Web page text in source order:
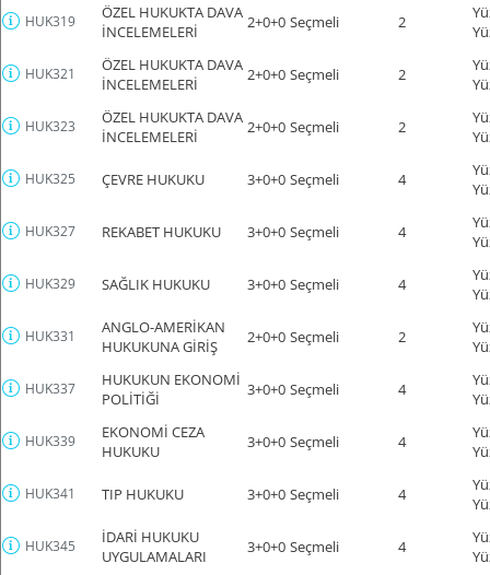
HUK319
ÖZEL HUKUKTA DAVA
İNCELEMELERİ
2+0+0 Seçmeli 2
HUK321
ÖZEL HUKUKTA DAVA
İNCELEMELERİ
2+0+0 Seçmeli 2
HUK323
ÖZEL HUKUKTA DAVA
İNCELEMELERİ
2+0+0 Seçmeli 2
HUK325 ÇEVRE HUKUKU 3+0+0 Seçmeli 4
HUK327 REKABET HUKUKU 3+0+0 Seçmeli 4
HUK329 SAĞLIK HUKUKU 3+0+0 Seçmeli 4
HUK331
ANGLO-AMERİKAN
HUKUKUNA GİRİŞ
2+0+0 Seçmeli 2
HUK337
HUKUKUN EKONOMİ
POLİTİĞİ
3+0+0 Seçmeli 4
HUK339
EKONOMİ CEZA
HUKUKU
3+0+0 Seçmeli 4
HUK341 TIP HUKUKU 3+0+0 Seçmeli 4
HUK345
İDARİ HUKUKU
UYGULAMALARI
3+0+0 Seçmeli 4